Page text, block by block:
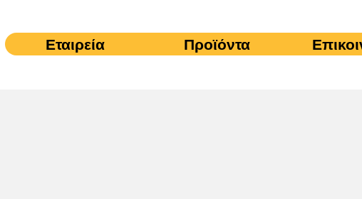
Εταιρεία Προϊόντα